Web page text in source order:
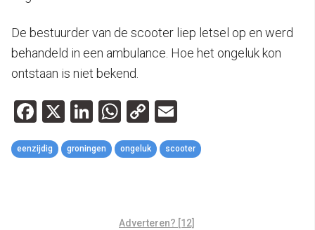
De bestuurder van de scooter liep letsel op en werd
behandeld in een ambulance. Hoe het ongeluk kon
ontstaan is niet bekend.
Facebook
X LinkedIn
WhatsApp
Copy
Link
eenzijdig groningen ongeluk scooter
Adverteren? [12]